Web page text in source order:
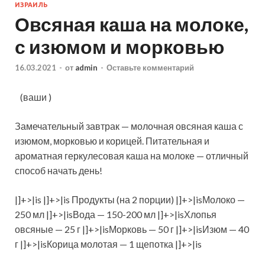
ИЗРАИЛЬ
Овсяная каша на молоке,
с изюмом и морковью
16.03.2021 - от admin - Оставьте комментарий
(ваши )
Замечательный завтрак — молочная овсяная каша с
изюмом, морковью и корицей. Питательная и
ароматная геркулесовая каша на молоке — отличный
способ начать день!
|]+>|is |]+>|is Продукты (на 2 порции) |]+>|isМолоко —
250 мл |]+>|isВода — 150-200 мл |]+>|isХлопья
овсяные — 25 г |]+>|isМорковь — 50 г |]+>|isИзюм — 40
г |]+>|isКорица молотая — 1 щепотка |]+>|is